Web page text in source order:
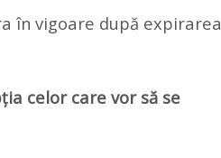
în vigoare după expirarea
celor care vor să se